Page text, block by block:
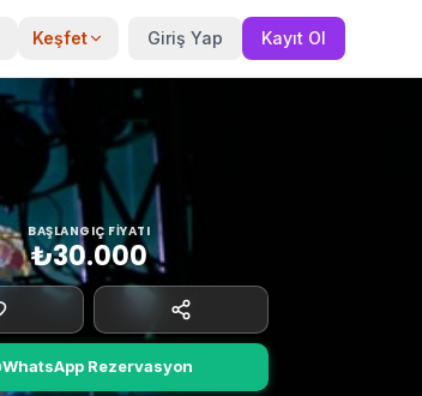
Keşfet Giriş Yap Kayıt Ol
BAŞLANGIÇ FIYATI
₺30.000
WhatsApp Rezervasyon